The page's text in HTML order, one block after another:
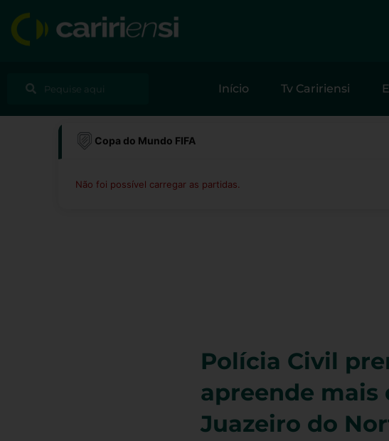
para
Pesquisar
Início Tv Caririensi
Copa do Mundo FIFA
Não foi possível carregar as partidas.
Polícia Civil
apreende mais
Juazeiro do